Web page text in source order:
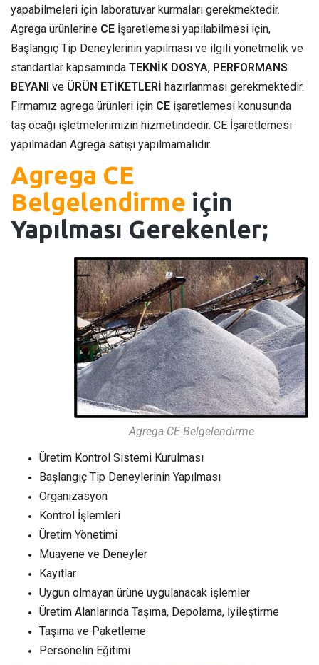
yapabilmeleri için laboratuvar kurmaları gerekmektedir.
Agrega ürünlerine CE İşaretlemesi yapılabilmesi için,
Başlangıç Tip Deneylerinin yapılması ve ilgili yönetmelik ve
standartlar kapsamında TEKNİK DOSYA, PERFORMANS
BEYANI ve ÜRÜN ETİKETLERİ hazırlanması gerekmektedir.
Firmamız agrega ürünleri için CE işaretlemesi konusunda
taş ocağı işletmelerimizin hizmetindedir. CE İşaretlemesi
yapılmadan Agrega satışı yapılmamalıdır.
Agrega CE
Belgelendirme için
Yapılması Gerekenler;
Agrega CE Belgelendirme
Üretim Kontrol Sistemi Kurulması
Başlangıç Tip Deneylerinin Yapılması
Organizasyon
Kontrol İşlemleri
Üretim Yönetimi
Muayene ve Deneyler
Kayıtlar
Uygun olmayan ürüne uygulanacak işlemler
Üretim Alanlarında Taşıma, Depolama, İyileştirme
Taşıma ve Paketleme
Personelin Eğitimi